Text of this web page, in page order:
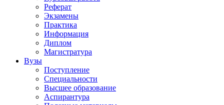
Реферат
Экзамены
Практика
Информация
Диплом
Магистратура
Вузы
Поступление
Специальности
Высшее образование
Аспирантура